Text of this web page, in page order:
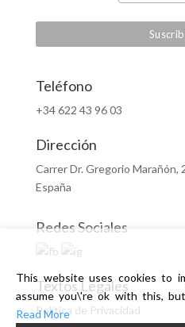
Teléfono
+34 622 43 96 03
Dirección
Carrer Dr. Gregorio Marañón,
España
Redes Sociales
Textos Legales
Política de Privacidad
This website uses cookies to
assume you\'re ok with this,
Read More